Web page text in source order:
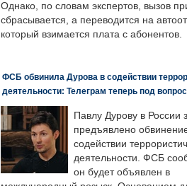
Однако, по словам экспертов, вызов
сбрасывается, а переводится на
который взимается плата с абонентов.
ФСБ обвинила Дурова в содействии
деятельности: Телеграм теперь под
Павлу Дурову в России
предъявлено
содействии
деятельности. ФСБ
он будет объявлен в